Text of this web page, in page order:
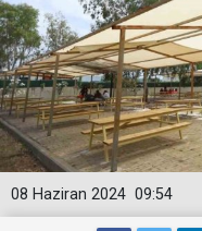
09:54
08 Haziran 2024